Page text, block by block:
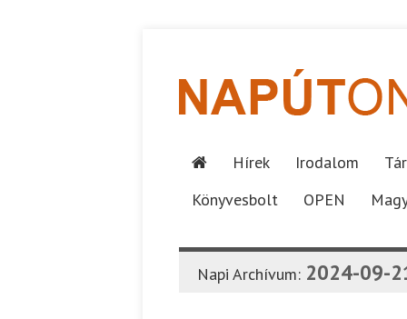
Hírek Irodalom
Könyvesbolt
OPEN
Napi Archívum: 2024-09-